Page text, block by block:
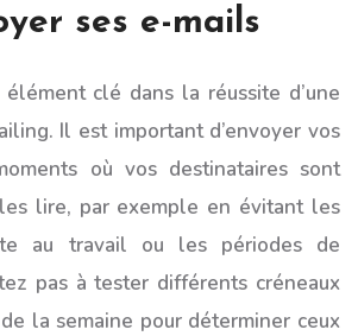
ses e-mails
clé dans la réussite d’une
Il est important d’envoyer vos
où vos destinataires sont
lire, par exemple en évitant les
au travail ou les périodes de
pas à tester différents créneaux
la semaine pour déterminer ceux